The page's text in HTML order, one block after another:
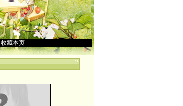
收藏本页